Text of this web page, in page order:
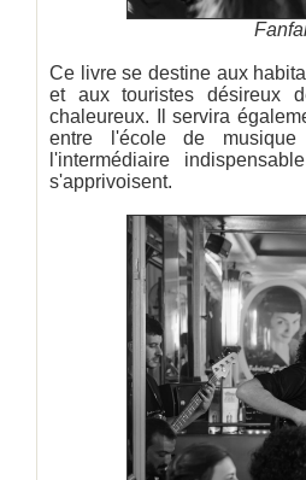
Ce livre se destine aux
et aux touristes désireux
chaleureux. Il servira
entre l'école de
l'intermédiaire
s'apprivoisent.